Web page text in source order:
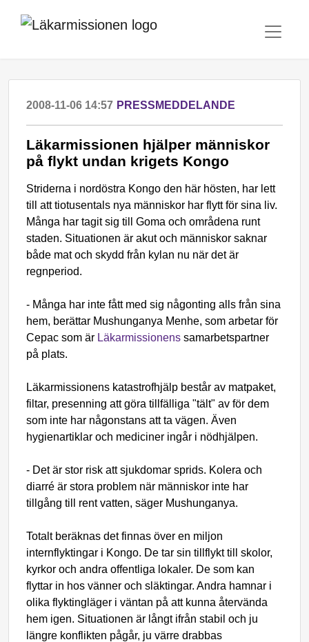
2008-11-06 14:57 PRESSMEDDELANDE
Läkarmissionen hjälper människor
på flykt undan krigets Kongo
Striderna i nordöstra Kongo den här hösten, har lett
till att tiotusentals nya människor har flytt för sina liv.
Många har tagit sig till Goma och områdena runt
staden. Situationen är akut och människor saknar
både mat och skydd från kylan nu när det är
regnperiod.
- Många har inte fått med sig någonting alls från sina
hem, berättar Mushunganya Menhe, som arbetar för
Cepac som är Läkarmissionens samarbetspartner
på plats.
Läkarmissionens katastrofhjälp består av matpaket,
filtar, presenning att göra tillfälliga "tält" av för dem
som inte har någonstans att ta vägen. Även
hygienartiklar och mediciner ingår i nödhjälpen.
- Det är stor risk att sjukdomar sprids. Kolera och
diarré är stora problem när människor inte har
tillgång till rent vatten, säger Mushunganya.
Totalt beräknas det finnas över en miljon
internflyktingar i Kongo. De tar sin tillflykt till skolor,
kyrkor och andra offentliga lokaler. De som kan
flyttar in hos vänner och släktingar. Andra hamnar i
olika flyktingläger i väntan på att kunna återvända
hem igen. Situationen är långt ifrån stabil och ju
längre konflikten pågår, ju värre drabbas